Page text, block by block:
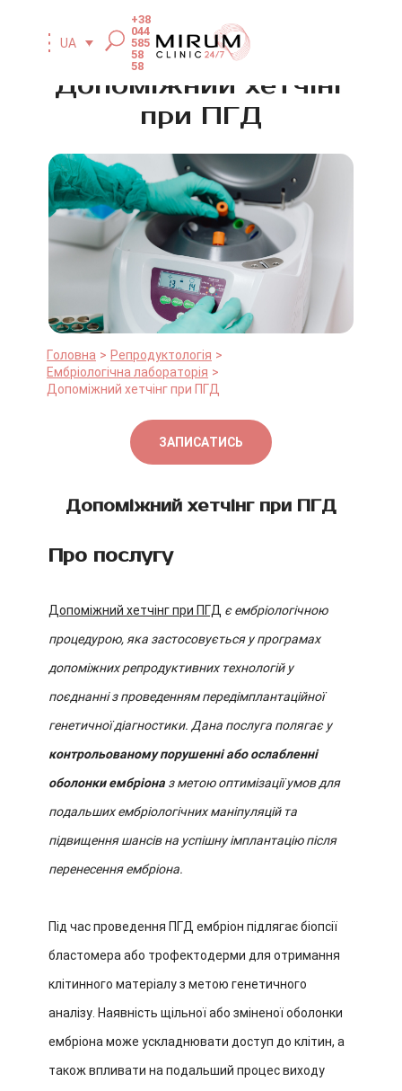
UA
+38
044
585
58
58
Допоміжний хетчінг
при ПГД
Головна
Репродуктологія
Ембріологічна лабораторія
Допоміжний хетчінг при ПГД
ЗАПИСАТИСЬ
Допоміжний хетчінг при ПГД
Про послугу
Допоміжний хетчінг при ПГД є ембріологічною
процедурою, яка застосовується у програмах
допоміжних репродуктивних технологій у
поєднанні з проведенням передімплантаційної
генетичної діагностики. Дана послуга полягає у
контрольованому порушенні або ослабленні
оболонки ембріона з метою оптимізації умов для
подальших ембріологічних маніпуляцій та
підвищення шансів на успішну імплантацію після
перенесення ембріона.
Під час проведення ПГД ембріон підлягає біопсії
бластомера або трофектодерми для отримання
клітинного матеріалу з метою генетичного
аналізу. Наявність щільної або зміненої оболонки
ембріона може ускладнювати доступ до клітин, а
також впливати на подальший процес виходу